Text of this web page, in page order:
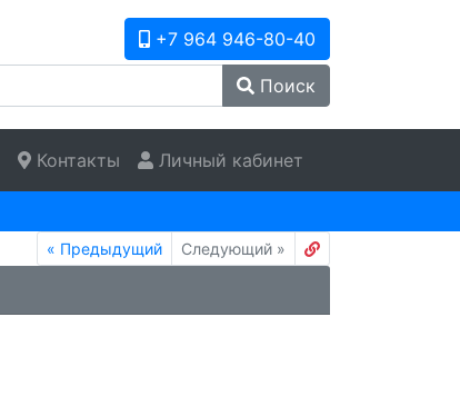
+7 964 946-80-40
Поиск
Контакты Личный кабинет
« Предыдущий Следующий »